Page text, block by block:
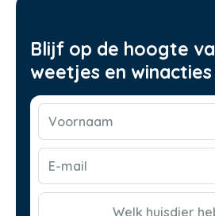
Blijf op de hoogte
weetjes en winacties
Welk huisdier